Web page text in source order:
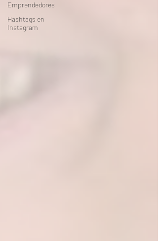
Emprendedores
Hashtags en
Instagram